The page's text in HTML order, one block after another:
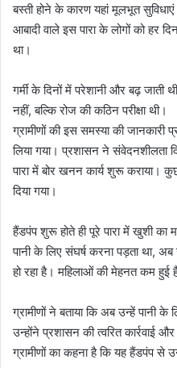
बस्ती होने के कारण यहां मूलभूत
आबादी वाले इस पारा के लोगों को हर
था।
गर्मी के दिनों में परेशानी और बढ़ जाती
नहीं, बल्कि रोज की कठिन परीक्षा थी।
ग्रामीणों की इस समस्या की जानकारी
लिया गया। प्रशासन ने संवेदनशीलता
पारा में बोर खनन कार्य शुरू कराया।
दिया गया।
हैंडपंप शुरू होते ही पूरे पारा में खुशी का
पानी के लिए संघर्ष करना पड़ता था,
हो रहा है। महिलाओं की मेहनत कम हुई
ग्रामीणों ने बताया कि अब उन्हें पानी के
उन्होंने प्रशासन की त्वरित कार्रवाई
ग्रामीणों का कहना है कि यह हैंडपंप से